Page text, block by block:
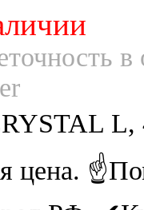
в
цена.